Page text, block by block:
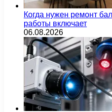
Когда нужен ремонт
работы включает
06.08.2026